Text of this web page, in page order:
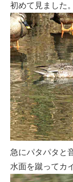
初めて見ました。
急にパタパタと
水面を蹴ってカ